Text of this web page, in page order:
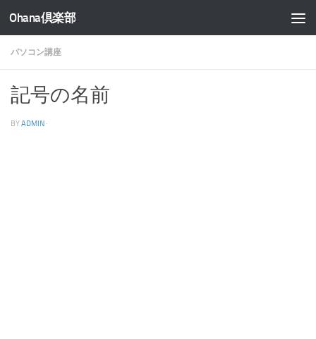
コンテンツへスキップ
Ohana倶楽部
パソコン講座
記号の名前
BYADMIN ·